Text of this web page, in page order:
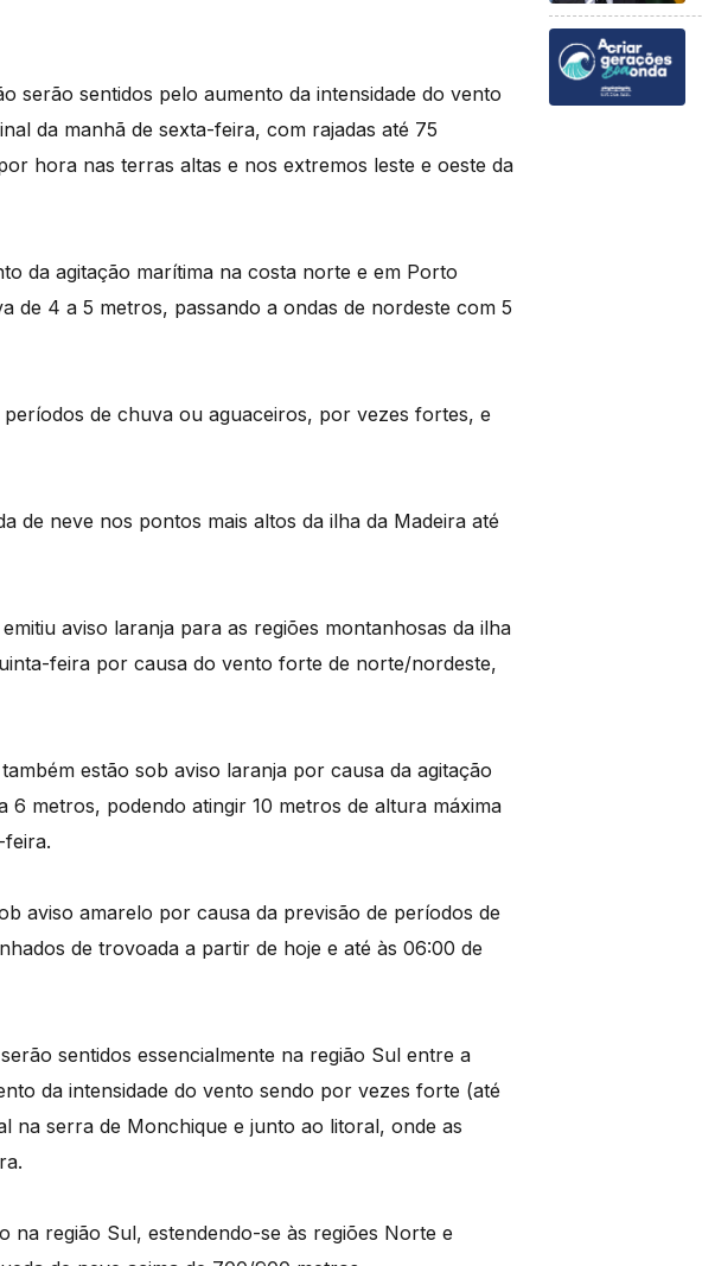
serão sentidos pelo aumento da intensidade do vento
da manhã de sexta-feira, com rajadas até 75
hora nas terras altas e nos extremos leste e oeste da
da agitação marítima na costa norte e em Porto
de 4 a 5 metros, passando a ondas de nordeste com 5
de chuva ou aguaceiros, por vezes fortes, e
de neve nos pontos mais altos da ilha da Madeira até
aviso laranja para as regiões montanhosas da ilha
feira por causa do vento forte de norte/nordeste,
estão sob aviso laranja por causa da agitação
metros, podendo atingir 10 metros de altura máxima
feira.
aviso amarelo por causa da previsão de períodos de
de trovoada a partir de hoje e até às 06:00 de
sentidos essencialmente na região Sul entre a
da intensidade do vento sendo por vezes forte (até
na serra de Monchique e junto ao litoral, onde as
na região Sul, estendendo-se às regiões Norte e